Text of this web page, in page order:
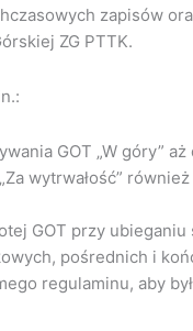
zapisów
ZG PTTK.
GOT „W góry”
wytrwałość”
GOT przy ubieganiu
pośrednich i
regulaminu, aby